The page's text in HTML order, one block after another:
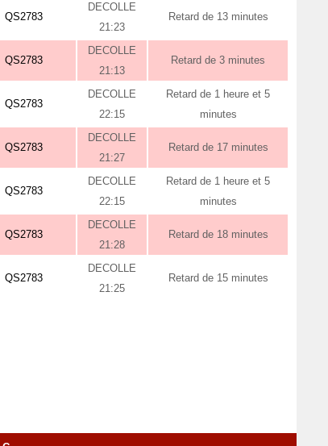
QS2783
DECOLLE
21:23
Retard de 13 minutes
QS2783
DECOLLE
21:13
Retard de 3 minutes
QS2783
DECOLLE
22:15
Retard de 1 heure et 5
minutes
QS2783
DECOLLE
21:27
Retard de 17 minutes
QS2783
DECOLLE
22:15
Retard de 1 heure et 5
minutes
QS2783
DECOLLE
21:28
Retard de 18 minutes
QS2783
DECOLLE
21:25
Retard de 15 minutes